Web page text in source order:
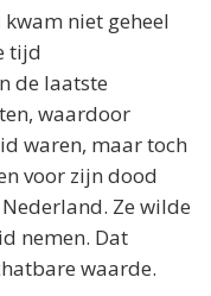
kwam niet geheel
tijd
de laatste
waardoor
waren, maar toch
voor zijn dood
Ze wilde
nemen. Dat
waarde.